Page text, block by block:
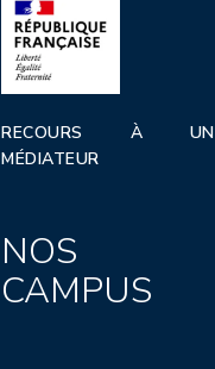
RECOURS À UN
MÉDIATEUR
NOS
CAMPUS